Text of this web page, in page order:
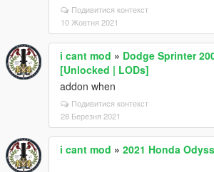
Подивитися контекст
10 Жовтня 2021
i cant mod » Dodge Sprinter
[Unlocked | LODs]
addon when
Подивитися контекст
28 Березня 2021
i cant mod » 2021 Honda